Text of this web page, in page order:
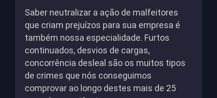
Saber neutralizar a ação de malfeitores
que criam prejuízos para sua empresa é
também nossa especialidade. Furtos
continuados, desvios de cargas,
concorrência desleal são os muitos tipos
de crimes que nós conseguimos
comprovar ao longo destes mais de 25